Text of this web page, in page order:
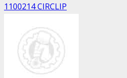
1100214 CIRCLIP